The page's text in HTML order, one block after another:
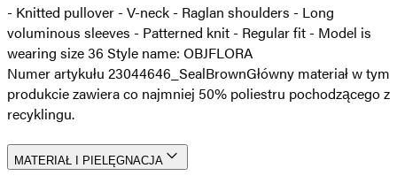
- Knitted pullover - V-neck - Raglan shoulders - Long
voluminous sleeves - Patterned knit - Regular fit - Model is
wearing size 36 Style name: OBJFLORA
Numer artykułu 23044646_SealBrownGłówny materiał w tym
produkcie zawiera co najmniej 50% poliestru pochodzącego z
recyklingu.
MATERIAŁ I PIELĘGNACJA